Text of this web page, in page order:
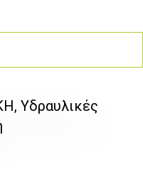
Υδραυλικές